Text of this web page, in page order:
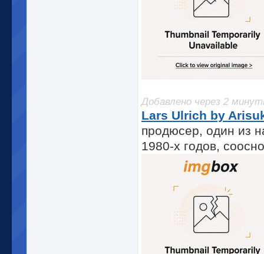
Добавлено через 2
Lars Ulrich by
продюсер, один из
1980-х годов,